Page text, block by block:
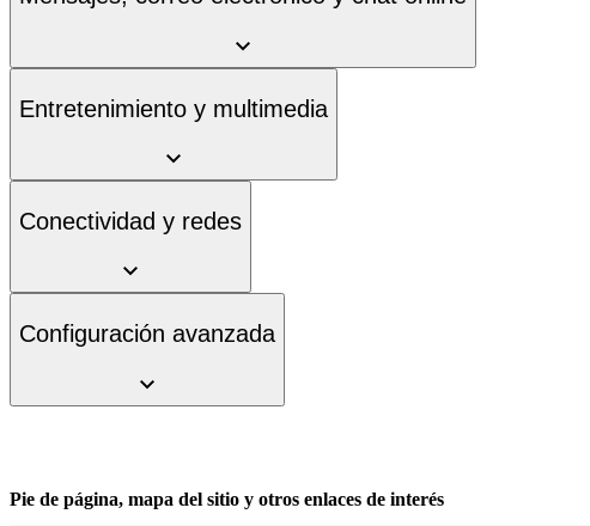
Entretenimiento y multimedia
Conectividad y redes
Configuración avanzada
Pie de página, mapa del sitio y otros enlaces de interés